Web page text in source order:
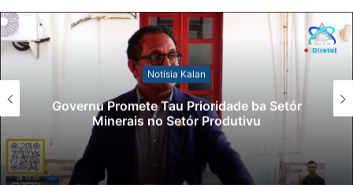
Notísia Kalan
Governu Promete Tau Prioridade ba Setór
Minerais no Setór Produtivu